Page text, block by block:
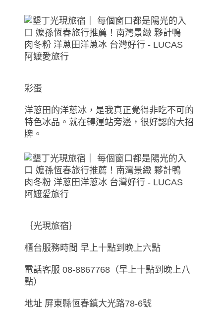
彩蛋
洋蔥田的洋蔥冰，是我真正覺得非吃不可的
特色冰品。就在轉運站旁邊，很好認的大招
牌。
｛光現旅宿｝
櫃台服務時間 早上十點到晚上六點
電話客服 08-8867768（早上十點到晚上八
點）
地址 屏東縣恆春鎮大光路78-6號